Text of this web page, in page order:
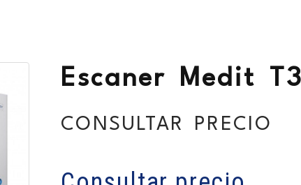
Escaner Medit
CONSULTAR PRECIO